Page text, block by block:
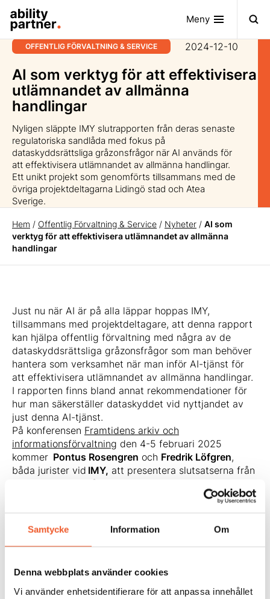
Samtycke Information Om
Denna webbplats använder cookies
Vi använder enhetsidentifierare för att anpassa innehållet
Meny
OFFENTLIG FÖRVALTNING & SERVICE 2024-12-10
AI som verktyg för att effektivisera
utlämnandet av allmänna
handlingar
Nyligen släppte IMY slutrapporten från deras senaste
regulatoriska sandlåda med fokus på
dataskyddsrättsliga gråzonsfrågor när AI används för
att effektivisera utlämnandet av allmänna handlingar.
Ett unikt projekt som genomförts tillsammans med de
övriga projektdeltagarna Lidingö stad och Atea
Sverige.
Hem / Offentlig Förvaltning & Service / Nyheter / AI som
verktyg för att effektivisera utlämnandet av allmänna
handlingar
Just nu när AI är på alla läppar hoppas IMY,
tillsammans med projektdeltagare, att denna rapport
kan hjälpa offentlig förvaltning med några av de
dataskyddsrättsliga gråzonsfrågor som man behöver
hantera som verksamhet när man inför AI-tjänst för
att effektivisera utlämnandet av allmänna handlingar.
I rapporten finns bland annat rekommendationer för
hur man säkerställer dataskyddet vid nyttjandet av
just denna AI-tjänst.
På konferensen Framtidens arkiv och
informationsförvaltning den 4-5 februari 2025
kommer Pontus Rosengren och Fredrik Löfgren,
båda jurister vid IMY, att presentera slutsatserna från
rapporten samt gå igenom konsekvenserna för arkiv
Missa intekonferensen– ta del av ny kunskap som
tar ditt arbete med arkiv- och informationsförvaltning
till nästa nivå!